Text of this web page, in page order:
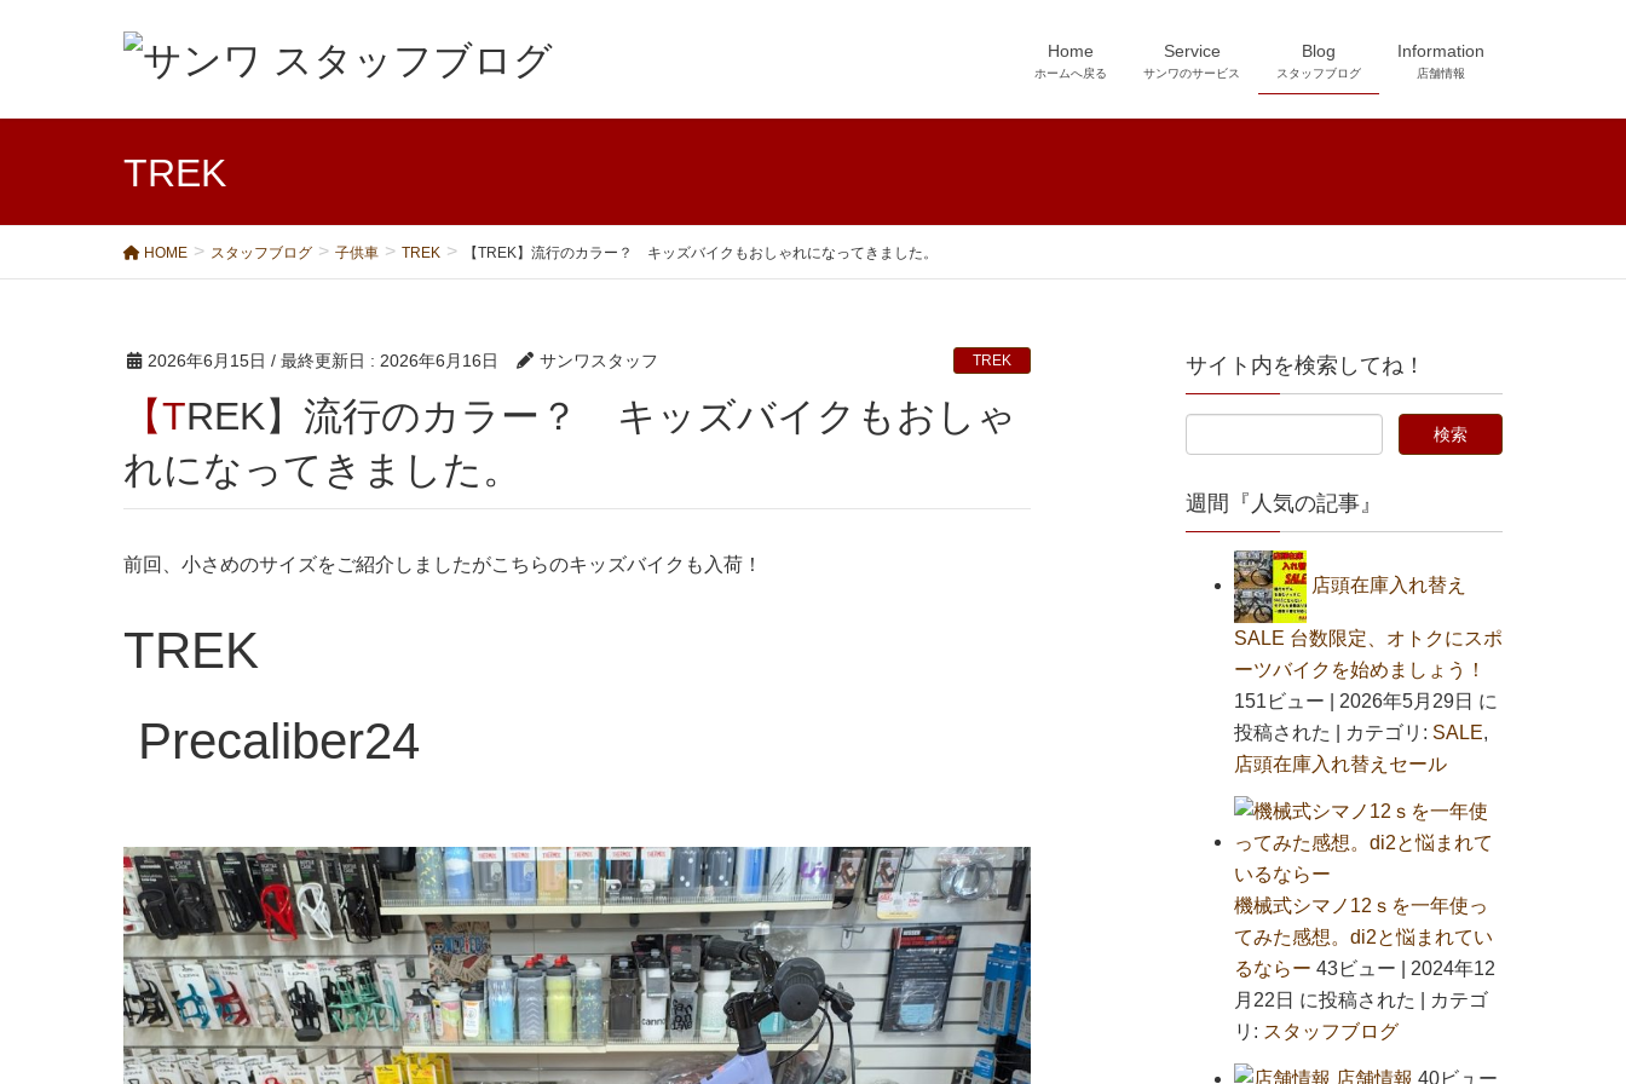
Home
ホームへ戻る
Service
サンワのサービス
Blog
スタッフブログ
Information
店舗情報
TREK
HOME スタッフブログ 子供車 TREK 【TREK】流行のカラー？ キッズバイクもおしゃれになってきました。
2026年6月15日 / 最終更新日 : 2026年6月16日 サンワスタッフ TREK
【TREK】流行のカラー？ キッズバイクもおしゃ
れになってきました。
前回、小さめのサイズをご紹介しましたがこちらのキッズバイクも入荷！
TREK
Precaliber24
サイト内を検索してね！
週間『人気の記事』
店頭在庫入れ替え
SALE 台数限定、オトクにスポ
ーツバイクを始めましょう！
151ビュー
2026年5月29日 に
投稿された
カテゴリ: SALE,
店頭在庫入れ替えセール
機械式シマノ12ｓを一年使っ
てみた感想。di2と悩まれてい
るならー 43ビュー
2024年12
月22日 に投稿された
カテゴ
リ: スタッフブログ
店舗情報 40ビュー